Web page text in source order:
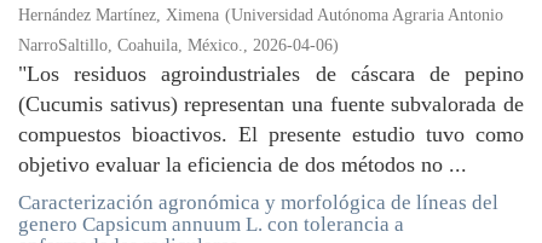
Hernández Martínez, Ximena (Universidad Autónoma Agraria Antonio
NarroSaltillo, Coahuila, México., 2026-04-06)
"Los residuos agroindustriales de cáscara de pepino
(Cucumis sativus) representan una fuente subvalorada de
compuestos bioactivos. El presente estudio tuvo como
objetivo evaluar la eficiencia de dos métodos no ...
Caracterización agronómica y morfológica de líneas del
genero Capsicum annuum L. con tolerancia a